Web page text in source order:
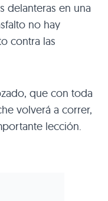
delanteras en una
no hay
contra las
que con toda
volverá a correr,
lección.